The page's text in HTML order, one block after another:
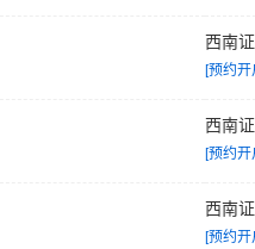
西南
[预约开
西南
[预约开
西南
[预约开